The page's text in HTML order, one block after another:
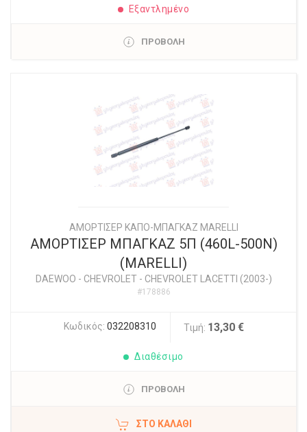
Εξαντλημένο
ΠΡΟΒΟΛΗ
ΑΜΟΡΤΙΣΕΡ ΚΑΠΟ-ΜΠΑΓΚΑΖ MARELLI
ΑΜΟΡΤΙΣΕΡ ΜΠΑΓΚΑΖ 5Π (460L-500N)
(MARELLI)
DAEWOO - CHEVROLET- CHEVROLET LACETTI (2003-)
#178886
Κωδικός: 032208310 Τιμή: 13,30 €
Διαθέσιμο
ΠΡΟΒΟΛΗ
ΣΤΟ ΚΑΛΆΘΙ